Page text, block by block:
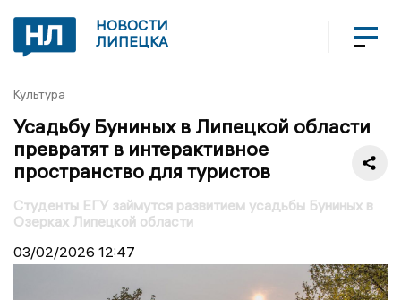
НОВОСТИ
ЛИПЕЦКА
Культура
Усадьбу Буниных в Липецкой области
превратят в интерактивное
пространство для туристов
Студенты ЕГУ займутся развитием усадьбы Буниных в
Озерках Липецкой области
03/02/2026 12:47